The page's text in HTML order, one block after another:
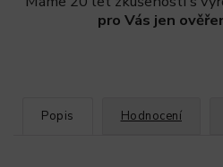
pro Vás jen
Popis Hodnocení